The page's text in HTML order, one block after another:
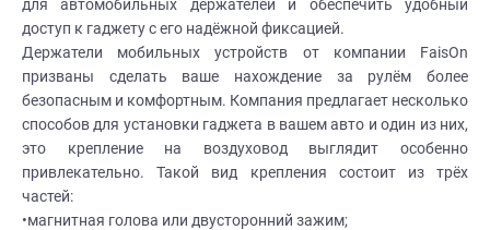
для автомобильных держателей и обеспечить удобный
доступ к гаджету с его надёжной фиксацией.
Держатели мобильных устройств от компании FaisOn
призваны сделать ваше нахождение за рулём более
безопасным и комфортным. Компания предлагает несколько
способов для установки гаджета в вашем авто и один из них,
это крепление на воздуховод выглядит особенно
привлекательно. Такой вид крепления состоит из трёх
частей:
•магнитная голова или двусторонний зажим;